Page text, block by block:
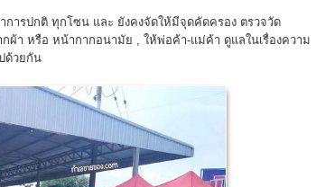
การปกติ ทุกโซน และ ยังคงจัดให้มีจุดคัดครอง ตรวจวัด
า หรือ หน้ากากอนามัย , ให้พ่อค้า-แม่ค้า ดูแลในเรื่องความ
ด้วยกัน